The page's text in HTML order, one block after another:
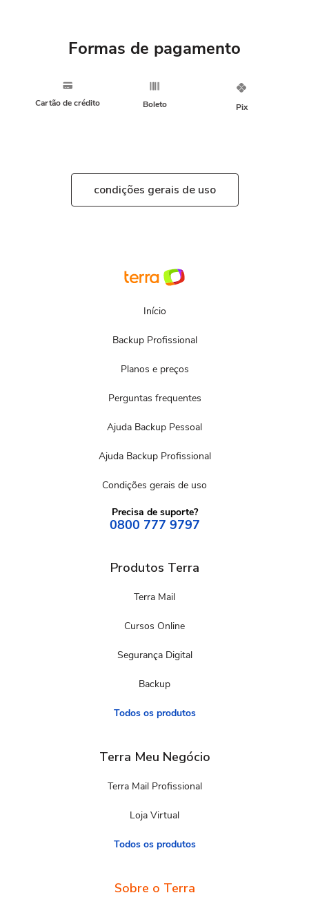
Formas de pagamento
Cartão de crédito Boleto Pix
condições gerais de uso
Início
Backup Profissional
Planos e preços
Perguntas frequentes
Ajuda Backup Pessoal
Ajuda Backup Profissional
Condições gerais de uso
Precisa de suporte?
0800 777 9797
Produtos Terra
Terra Mail
Cursos Online
Segurança Digital
Backup
Todos os produtos
Terra Meu Negócio
Terra Mail Profissional
Loja Virtual
Todos os produtos
Sobre o Terra